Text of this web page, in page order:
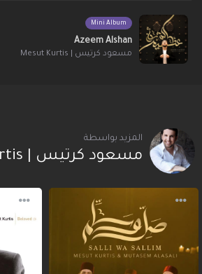
Mini Album
Azeem Alshan
مسعود كرتيس | Mesut Kurtis
المزيد بواسطة
مسعود كرتيس | Mesut Kurtis